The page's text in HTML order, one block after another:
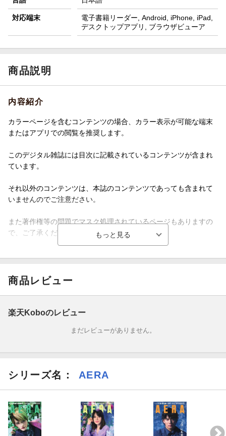
対応端末
電子書籍リーダー, Android, iPhone, iPad,
デスクトップアプリ, ブラウザビューア
商品説明
内容紹介
カラーページを含むコンテンツの場合、カラー表示が可能な端末
またはアプリでの閲覧を推奨します。
このデジタル雑誌には目次に記載されているコンテンツが含まれ
ています。
それ以外のコンテンツは、本誌のコンテンツであっても含まれて
いませんのでご注意ださい。
また著作権等の問題でマスク処理されているページもありますの
で、ご了承ください。
します。
様性
AIで音楽も変わる 古坂大魔王
インタビュー立ち止まれる場所をつくる
アンケート音楽に励まされてきた
商品レビュー
楽天Koboのレビュー
まだレビューがありません。
シリーズ名： AERA